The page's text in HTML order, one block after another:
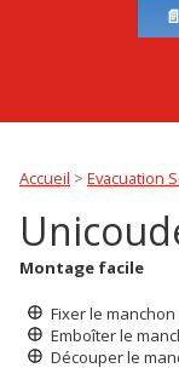
Accueil > Evacuation
Montage facile
Fixer le
Emboîter le
Découper le